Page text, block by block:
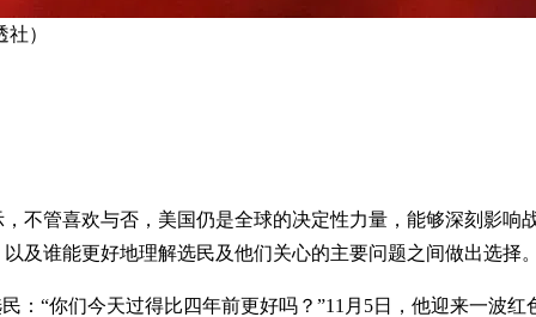
）
不管喜欢与否，美国仍是全球的决定性力量，能够深刻影响
及谁能更好地理解选民及他们关心的主要问题之间做出选择。
“你们今天过得比四年前更好吗？”11月5日，他迎来一波红